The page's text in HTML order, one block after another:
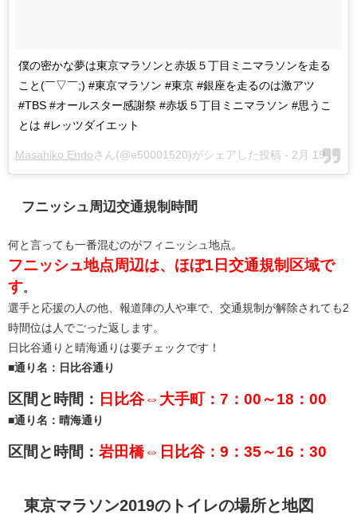
僕の密かな夢は東京マラソンと赤坂５丁目ミニマラソンを走る
こと(￣▽￣;) #東京マラソン #東京 #銀座を走るのは激アツ
#TBS #オールスター感謝祭 #赤坂５丁目ミニマラソン #思うこ
とは #レッツダイエット
Masahiko Endoさん(@e50001520)がシェアした投稿 - 2月 19, 2018 at 6:58午後 PST
フニッシュ周辺交通規制時間
何と言っても一番混むのがフィニッシュ地点。
フニッシュ地点周辺は、ほぼ1日交通規制区域で
す
選手と応援の人の他、報道陣の人や車で、交通規制が解除されても2
時間位は人でごった返します。
日比谷通りと晴海通りは要チェックです！
■通り名：日比谷通り
区間と時間： 日比谷⇔大手町：7：00～18：00
■通り名：晴海通り
区間と時間： 岩田橋⇔日比谷：9：35～16：30
東京マラソン2019のトイレの場所と地図